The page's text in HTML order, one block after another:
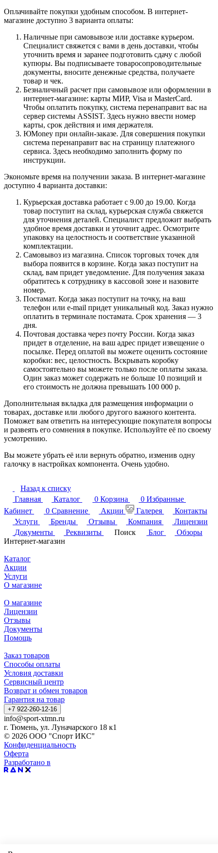
Оплачивайте покупки удобным способом. В интернет-
магазине доступно 3 варианта оплаты:
Наличные при самовывозе или доставке курьером.
Специалист свяжется с вами в день доставки, чтобы
уточнить время и заранее подготовить сдачу с любой
купюры. Вы подписываете товаросопроводительные
документы, вносите денежные средства, получаете
товар и чек.
Безналичный расчет при самовывозе или оформлении в
интернет-магазине: карты МИР, Visa и MasterCard.
Чтобы оплатить покупку, система перенаправит вас на
сервер системы ASSIST. Здесь нужно ввести номер
карты, срок действия и имя держателя.
ЮMoney при онлайн-заказе. Для совершения покупки
система перенаправит вас на страницу платежного
сервиса. Здесь необходимо заполнить форму по
инструкции.
Экономьте время на получении заказа. В интернет-магазине
доступно 4 варианта доставки:
Курьерская доставка работает с 9.00 до 19.00. Когда
товар поступит на склад, курьерская служба свяжется
для уточнения деталей. Специалист предложит выбрать
удобное время доставки и уточнит адрес. Осмотрите
упаковку на целостность и соответствие указанной
комплектации.
Самовывоз из магазина. Список торговых точек для
выбора появится в корзине. Когда заказ поступит на
склад, вам придет уведомление. Для получения заказа
обратитесь к сотруднику в кассовой зоне и назовите
номер.
Постамат. Когда заказ поступит на точку, на ваш
телефон или e-mail придет уникальный код. Заказ нужно
оплатить в терминале постамата. Срок хранения — 3
дня.
Почтовая доставка через почту России. Когда заказ
придет в отделение, на ваш адрес придет извещение о
посылке. Перед оплатой вы можете оценить состояние
коробки: вес, целостность. Вскрывать коробку
самостоятельно вы можете только после оплаты заказа.
Один заказ может содержать не больше 10 позиций и
его стоимость не должна превышать 100 000 р.
Дополнительная вкладка для размещения информации о
товарах, доставке или любого другого важного контента.
Поможет вам ответить на интересующие покупателя вопросы
и развеять его сомнения в покупке. Используйте её по своему
усмотрению.
Вы можете убрать её или вернуть обратно, изменив одну
галочку в настройках компонента. Очень удобно.
Назад к списку
Главная
Каталог 0 Корзина 0 Избранные
Кабинет
0 Сравнение Акции Галерея
Контакты
Услуги
Бренды Отзывы Компания
Лицензии
Документы
Реквизиты Поиск Блог
Обзоры
Интернет-магазин
Каталог
Акции
Услуги
О магазине
О магазине
Лицензии
Отзывы
Документы
Помощь
Заказ товаров
Способы оплаты
Условия доставки
Сервисный центр
Возврат и обмен товаров
Гарантия на товар
+7 922-260-12-16
info@sport-xtmn.ru
г. Тюмень, ул. Луначарского 18 к1
© 2026 ООО "Спорт ИКС"
Конфиденциальность
Оферта
Разработано в